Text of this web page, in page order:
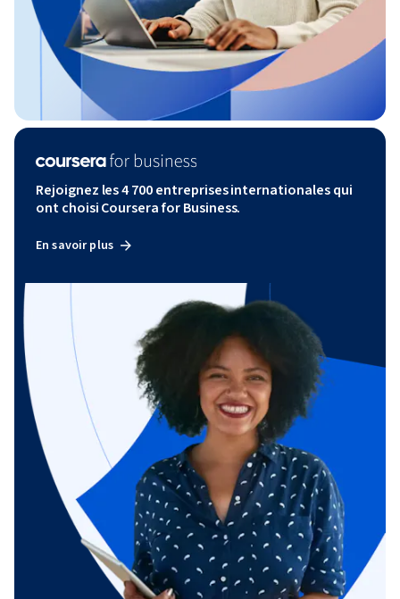
Rejoignez les 4 700 entreprises internationales qui
ont choisi Coursera for Business.
En savoir plus